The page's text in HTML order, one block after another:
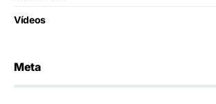
Vídeos
Meta